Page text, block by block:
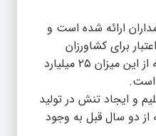
دامداران ارائه شده است و
تومان اعتبار برای کشاورزان
نیشابوری در نظر گرفته شده که از این میزان ۲۵ میلیارد
است.
و ایجاد تنش در تولید
دو سال قبل به وجود